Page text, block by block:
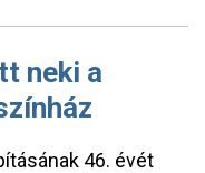
neki a
46. évét